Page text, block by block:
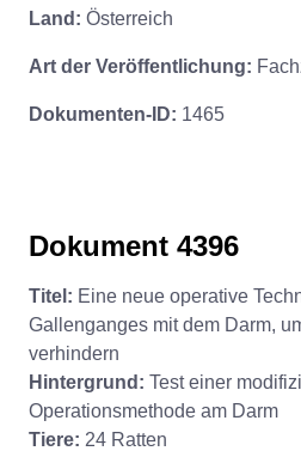
Land: Österreich
Art der Veröffentlichung:
Dokumenten-ID: 1465
Dokument 4396
Titel: Eine neue operative
Gallenganges mit dem Darm,
verhindern
Hintergrund: Test einer
Operationsmethode am Darm
Tiere: 24 Ratten